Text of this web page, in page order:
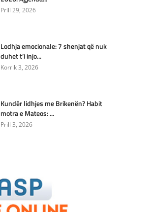
Prill 29, 2026
Lodhja emocionale: 7 shenjat që nuk
duhet t’i injo...
Korrik 3, 2026
Kundër lidhjes me Brikenën? Habit
motra e Mateos: ...
Prill 3, 2026